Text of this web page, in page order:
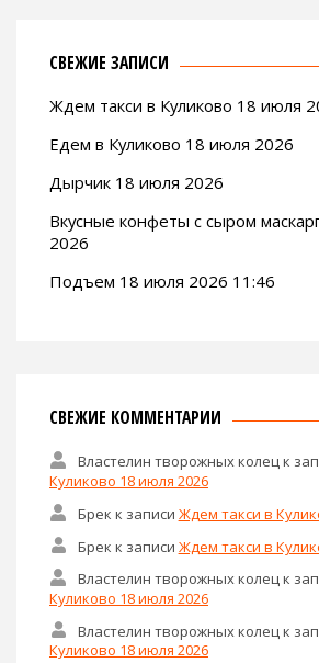
СВЕЖИЕ ЗАПИСИ
Ждем такси в Куликово 18 июля
Едем в Куликово 18 июля 2026
Дырчик 18 июля 2026
Вкусные конфеты с сыром
2026
Подъем 18 июля 2026 11:46
СВЕЖИЕ КОММЕНТАРИИ
Властелин творожных колецк
Куликово 18 июля 2026
Брек к записи Ждем такси в
Брек к записи Ждем такси в
Властелин творожных колецк
Куликово 18 июля 2026
Властелин творожных колец к
Куликово 18 июля 2026